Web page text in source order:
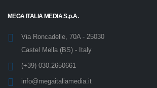
MEGA ITALIA MEDIA S.p.A.
Via Roncadelle, 70A - 25030
Castel Mella (BS) - Italy
(+39) 030.2650661
info@megaitaliamedia.it